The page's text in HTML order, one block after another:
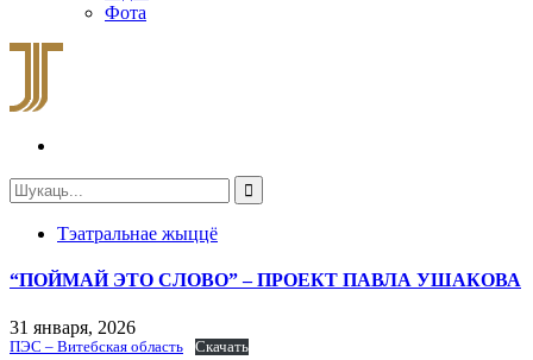
Фота
Тэатральнае жыццё
“ПОЙМАЙ ЭТО СЛОВО” – ПРОЕКТ ПАВЛА УШАКОВА
31 января, 2026
ПЭС – Витебская область Скачать